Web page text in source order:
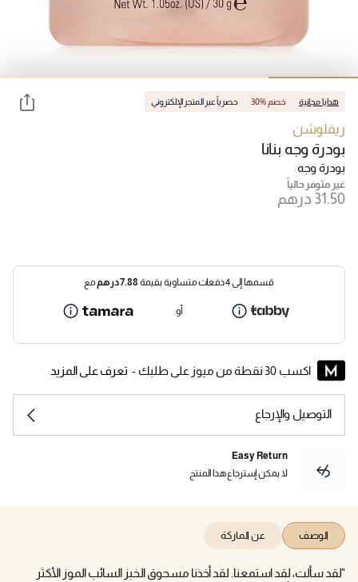
هدايا مجانية 30% خصم حصرياً عبر المتجر الإلكتروني
ريفلوشن
بودرة وجه بنانا
بودرة وجه
غير متوفر حالياً
قسمها إلى 4 دفعات متساوية بقيمة 7.88درهممع
أو
اكسب 30 نقطة من ميوز على طلبك - تعرف على المزيد
التوصيل والإرجاع
Easy Return
لا يمكن إسترجاع هذا المنتج
الوصف عن الماركة
"لقد سألت، لقد استمعنا. لقد أخذنا مسحوق الخبز السائب الموز الأكثر